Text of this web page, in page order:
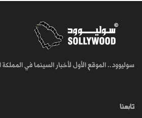
سوليوود.. الموقع الأول لأخبار السينما في المملكة
تابعنا